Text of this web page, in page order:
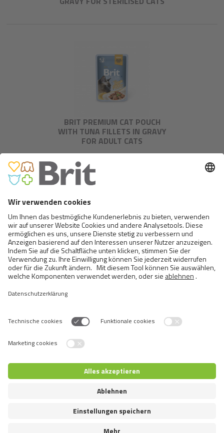
BRIT PREMIUM CAT POUCH
WITH TUNA FILLETS IN GRAVY
FOR ADULT CATS
BRIT PREMIUM CAT POUCH
WITH TROUT FILLETS IN JELLY
FOR ADULT CATS
Switch language
© 2026 VAFO PRAHA s.r.o. Alle Rechte vorbehalten